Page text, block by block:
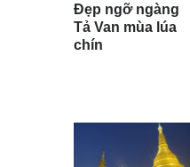
Đẹp ngỡ ngàng
Tả Van mùa lúa
chín